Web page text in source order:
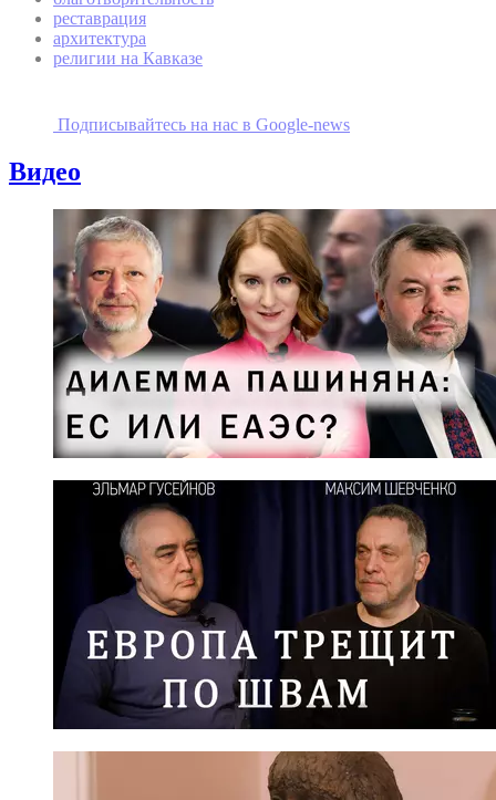
реставрация
архитектура
религии на Кавказе
Подписывайтесь на наc в Google-news
Видео